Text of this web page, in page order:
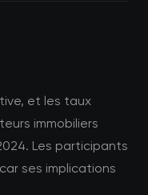
et les taux
immobiliers
Les participants
ses implications